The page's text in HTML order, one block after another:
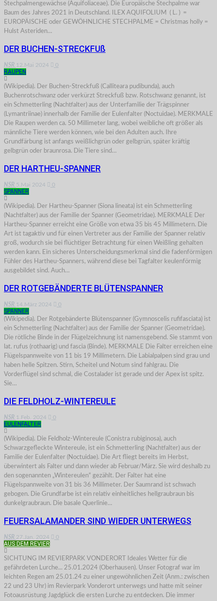
Stechpalmengewächse (Aquifoliaceae). Die Europäische Stechpalme war
Baum des Jahres 2021 in Deutschland. ILEX AQUIFOLIUM ( L. ) =
EUROPÄISCHE oder GEWÖHNLICHE STECHPALME = Christmas holly =
Hulst Asteriden…
DER BUCHEN-STRECKFUß
NSR 12.Mai 2024 0
RAUPEN
(Wikipedia). Der Buchen-Streckfuß (Calliteara pudibunda), auch
Buchenrotschwanz oder verkürzt Streckfuß bzw. Rotschwanz genannt, ist
ein Schmetterling (Nachtfalter) aus der Unterfamilie der Trägspinner
(Lymantriinae) innerhalb der Familie der Eulenfalter (Noctuidae). MERKMALE
Die Raupen werden ca. 50 Millimeter lang, wobei weibliche oft größer als
männliche Tiere werden können, wie bei den Adulten auch. Ihre
Grundfärbung ist anfangs weißlichgrün oder gelbgrün, später kräftig
gelbgrün oder braunrosa. Die Tiere sind…
DER HARTHEU-SPANNER
NSR 5.Mai 2024 0
SPANNER
(Wikipedia). Der Hartheu-Spanner (Siona lineata) ist ein Schmetterling
(Nachtfalter) aus der Familie der Spanner (Geometridae). MERKMALE Der
Hartheu-Spanner erreicht eine Größe von etwa 35 bis 45 Millimetern. Die
Art ist tagaktiv und für einen Vertreter aus der Familie der Spanner relativ
groß, wodurch sie bei flüchtiger Betrachtung für einen Weißling gehalten
werden kann. Ein sicheres Unterscheidungsmerkmal sind die fadenförmigen
Fühler des Hartheu-Spanners, während diese bei Tagfalter keulenförmig
ausgebildet sind. Auch…
DER ROTGEBÄNDERTE BLÜTENSPANNER
NSR 14.März 2024 0
SPANNER
(Wikipedia). Der Rotgebänderte Blütenspanner (Gymnoscelis rufifasciata) ist
ein Schmetterling (Nachtfalter) aus der Familie der Spanner (Geometridae).
Die rötliche Binde in der Flügelzeichnung ist namensgebend. Sie stammt von
lat. rufus (rothaarig) und fascia (Binde). MERKMALE Die Falter erreichen eine
Flügelspannweite von 11 bis 19 Millimetern. Die Labialpalpen sind grau und
haben helle Spitzen. Stirn, Scheitel und Notum sind fahlgrau. Die
Vorderflügel sind schmal, die Costalader ist gerade und der Apex ist spitz.
Sie…
DIE FELDHOLZ-WINTEREULE
NSR 1.Feb. 2024 0
EULENFALTER
(Wikipedia). Die Feldholz-Wintereule (Conistra rubiginosa), auch
Schwarzgefleckte Wintereule, ist ein Schmetterling (Nachtfalter) aus der
Familie der Eulenfalter (Noctuidae). Die Art fliegt bereits im Herbst,
überwintert als Falter und dann wieder ab Februar/März. Sie wird deshalb zu
den sogenannten „Wintereulen“ gezählt. Der Falter hat eine
Flügelspannweite von 31 bis 36 Millimeter. Der Saumrand ist schwach
gebogen. Die Grundfarbe ist ein relativ einheitliches hellgraubraun bis
dunkelgraubraun. Die basale Querlinie…
FEUERSALAMANDER SIND WIEDER UNTERWEGS
NSR 27.Jan. 2024 0
AUS DEM REVIER
SICHTUNG IM REVIERPARK VONDERORT Ideales Wetter für die
gefährdeten Lurche... 25.01.2024 (Oberhausen). Unser Fotograf war im
leichten Regen am 25.01.24 zu einer ungewöhnlichen Zeit (Anm.: zwischen
22 und 23 Uhr) im Revierpark Vonderort unterwegs und hatte mit seiner
Fotoausrüstung Jagdglück die ersten Lurche zu entdecken. Die immer